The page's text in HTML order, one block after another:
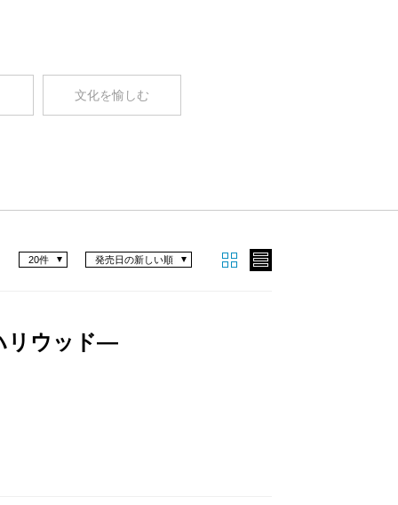
文化を愉しむ
発売日の新しい順
20件
リウッド―